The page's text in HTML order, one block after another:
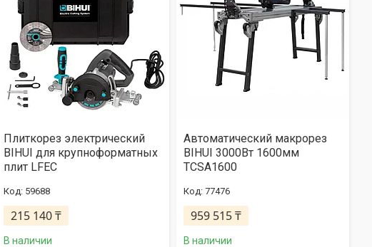
Плиткорез электрический
BIHUI для крупноформатных
плит LFEC
59688
215 140 ₸
В наличии
Автоматический макрорез
BIHUI 3000Вт 1600мм
TCSA1600
77476
959 515 ₸
В наличии